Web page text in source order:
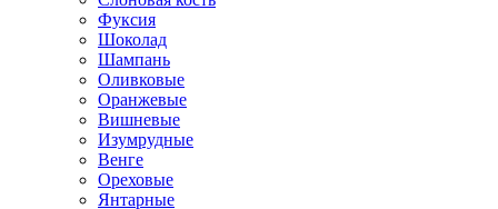
Фуксия
Шоколад
Шампань
Оливковые
Оранжевые
Вишневые
Изумрудные
Венге
Ореховые
Янтарные